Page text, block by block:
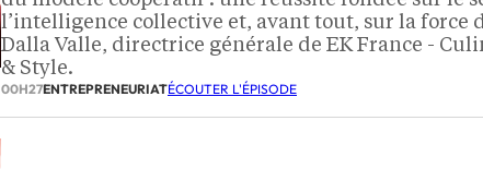
l’intelligence collective et, avant tout, sur la force
Dalla Valle, directrice générale de EK France -
& Style.
00H27ENTREPRENEURIATÉCOUTER L'ÉPISODE